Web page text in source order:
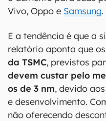
Vivo, Oppo e Samsung.
E a tendência é que a
relatório aponta que
da TSMC, previstos
devem custar pelo
os de 3 nm, devido
e desenvolvimento.
não oferecendo